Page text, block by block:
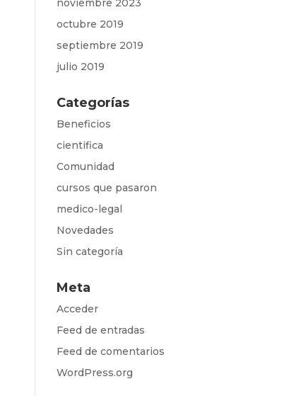
noviembre 2023
octubre 2019
septiembre 2019
julio 2019
Categorías
Beneficios
cientifica
Comunidad
cursos que pasaron
medico-legal
Novedades
Sin categoría
Meta
Acceder
Feed de entradas
Feed de comentarios
WordPress.org